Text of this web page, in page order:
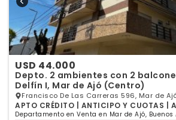
USD 44.000
Depto. 2 ambientes con 2
Delfín I, Mar de Ajó (Centro)
Francisco De Las Carreras 596, Mar de
APTO CRÉDITO | ANTICIPO Y CUOTAS |
PERMUTA | 2 ambientes | 1 dormitorio | 1
Departamento en Venta en Mar de Ajó, Buenos